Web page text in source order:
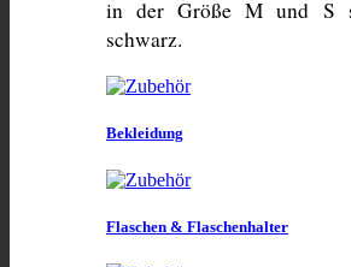
in der Größe M und S
schwarz.
Bekleidung
Flaschen & Flaschenhalter